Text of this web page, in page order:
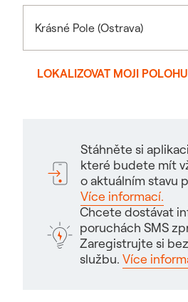
LOKALIZOVAT MOJI POLOHU
Stáhněte si
které budete mít
o aktuálním stavu
Více informací.
Chcete dostávat
poruchách SMS
Zaregistrujte si
službu. Více